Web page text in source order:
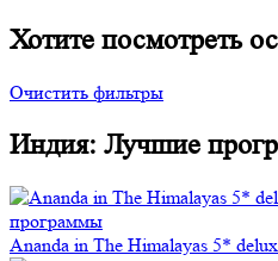
Хотите посмотреть
Очистить фильтры
Индия: Лучшие
Ananda in The Himalayas 5*